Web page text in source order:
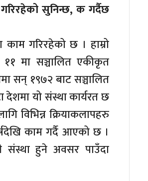
गरिरहेको सुनिन्छ, क गर्दैछ
गरिरहेको छ । हाम्रो
मा सञ्चालित एकीकृत
सन् १९७२ बाट सञ्चालित
यो संस्था कार्यरत छ
विभिन्न क्रियाकलापहरु
काम गर्दै आएको छ ।
संस्था हुने अवसर पाउँदा